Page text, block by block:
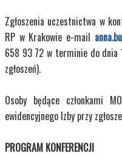
Zgłoszenia uczestnictwa w
RP w Krakowie e-mail
658 93 72 w terminie do dnia
zgłoszeń).
Osoby będące członkami
ewidencyjnego Izby przy
PROGRAM KONFERENCJI